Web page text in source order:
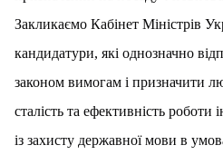
Закликаємо Кабінет Міністрів
кандидатури, які однозначно
законом вимогам і призначити
сталість та ефективність
із захисту державної мови в